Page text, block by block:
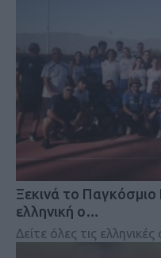
Ξεκινά το
ελληνική ο…
Δείτε όλες τις